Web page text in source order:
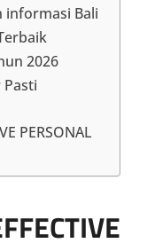
informasi Bali
2026
PERSONAL